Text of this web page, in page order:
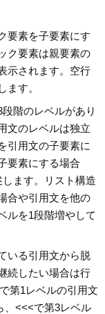
要素を子要素にす
ク要素は親要素の
示されます。空行
ます。
階のレベルがあり
文のレベルは独立
引用文の子要素に
要素にする場合
ます。リスト構造
合や引用文を他の
ルを1段階増やして
いる引用文から脱
続したい場合は行
第1レベルの引用文
、<<<で第3レベル